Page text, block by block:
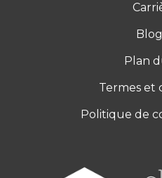
Plan
Termes et
Politique de